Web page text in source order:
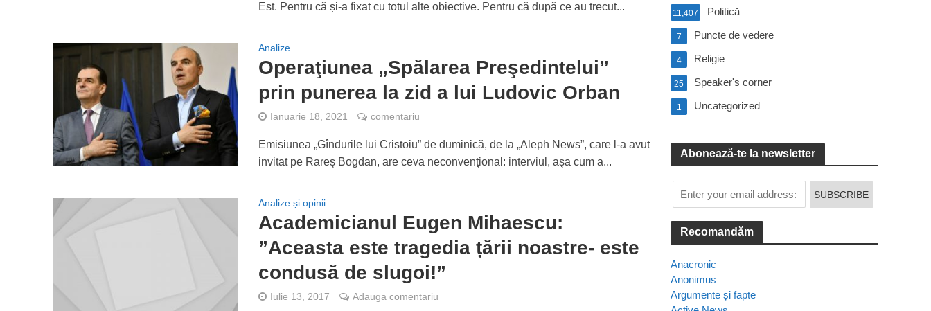
Est. Pentru că și-a fixat cu totul alte obiective. Pentru că după ce au trecut...
Analize
Operaţiunea „Spălarea Preşedintelui”
prin punerea la zid a lui Ludovic Orban
Ianuarie 18, 2021 comentariu
Emisiunea „Gîndurile lui Cristoiu” de duminică, de la „Aleph News”, care l-a avut
invitat pe Rareş Bogdan, are ceva neconvenţional: interviul, aşa cum a...
Analize și opinii
Academicianul Eugen Mihaescu:
”Aceasta este tragedia țării noastre- este
condusă de slugoi!”
Iulie 13, 2017 Adauga comentariu
Politică
11,407
Puncte de vedere
7
Religie
4
Speaker's corner
25
Uncategorized
1
Abonează-te la newsletter
Recomandăm
Anacronic
Anonimus
Argumente și fapte